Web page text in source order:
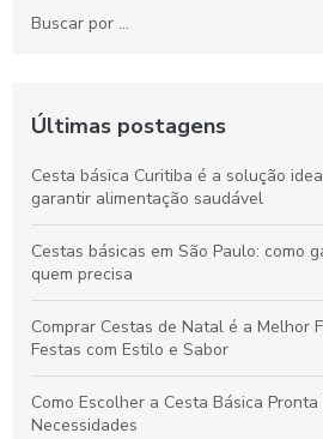
Últimas postagens
Cesta básica Curitiba é a solução
garantir alimentação saudável
Cestas básicas em São Paulo: como
quem precisa
Comprar Cestas de Natal é a Melhor
Festas com Estilo e Sabor
Como Escolher a Cesta Básica
Necessidades